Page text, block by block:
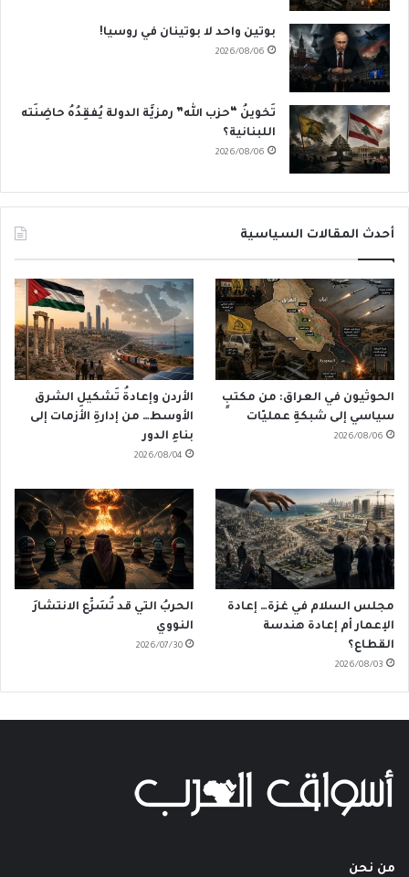
بوتين واحد لا بوتينان في روسيا!
2026/08/06
تَخوينُ “حزب الله” رمزيَّة الدولة يُفقِدُهُ حاضِنَته
اللبنانية؟
2026/08/06
أحدث المقالات السياسية
الحوثيون في العراق: من مكتبٍ
سياسي إلى شبكةِ عمليّات
2026/08/06
الأردن وإعادةُ تَشكيلِ الشرق
الأوسط… من إدارةِ الأزمات إلى
بناءِ الدور
2026/08/04
مجلس السلام في غزة… إعادة
الإعمار أم إعادة هندسة
القطاع؟
2026/08/03
الحربُ التي قد تُسَرِّع الانتشارَ
النووي
2026/07/30
من نحن